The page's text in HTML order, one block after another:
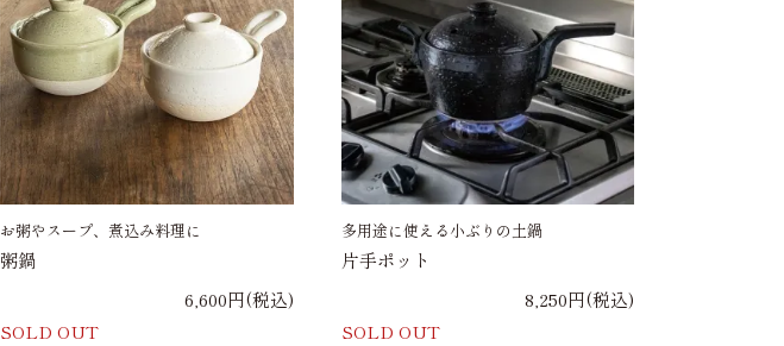
お粥やスープ、煮込み料理に
粥鍋
6,600円(税込)
SOLD OUT
多用途に使える小ぶりの土鍋
片手ポット
8,250円(税込)
SOLD OUT